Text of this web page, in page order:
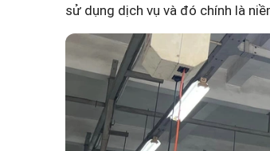
sử dụng dịch vụ và đó chính là